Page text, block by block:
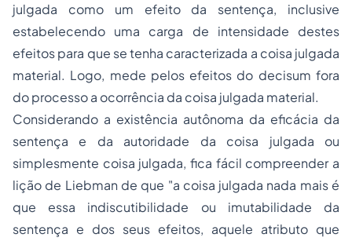
julgada como um efeito da sentença, inclusive
estabelecendo uma carga de intensidade destes
efeitos para que se tenha caracterizada a coisa julgada
material. Logo, mede pelos efeitos do decisum fora
do processo a ocorrência da coisa julgada material.
Considerando a existência autônoma da eficácia da
sentença e da autoridade da coisa julgada ou
simplesmente coisa julgada, fica fácil compreender a
lição de Liebman de que "a coisa julgada nada mais é
que essa indiscutibilidade ou imutabilidade da
sentença e dos seus efeitos, aquele atributo que